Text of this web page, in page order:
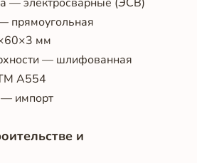
прямоугольная
мм
— шлифованная
A554
импорт
и